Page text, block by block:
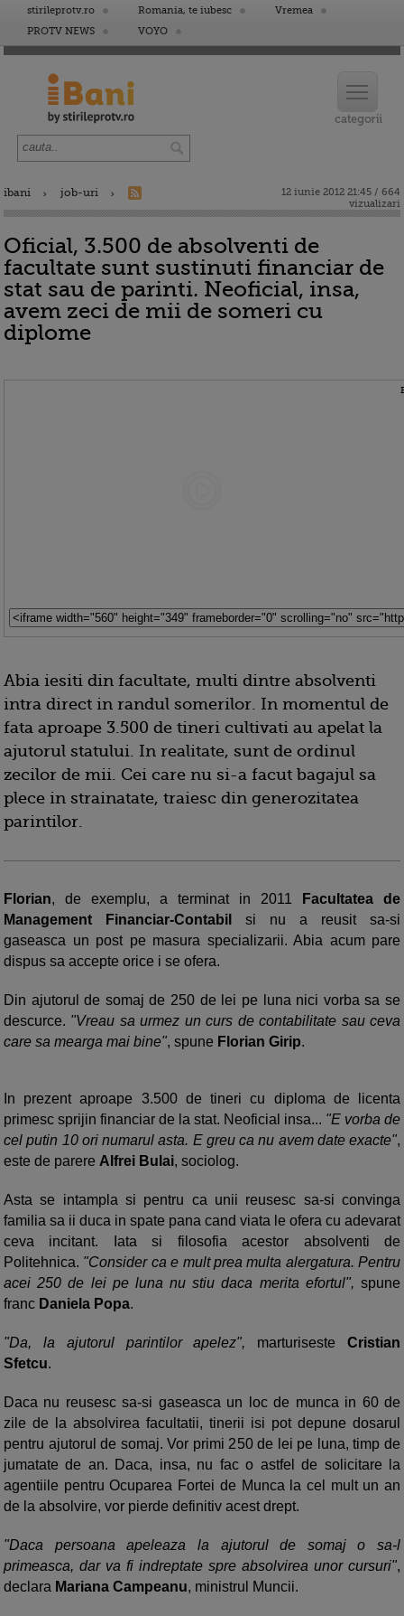
stirileprotv.ro Romania, te iubesc
Vremea
PROTV NEWS
VOYO
ibani job-uri
12 iunie 2012 21:45 / 664
vizualizari
Oficial, 3.500 de absolventi de
facultate sunt sustinuti financiar de
stat sau de parinti. Neoficial, insa,
avem zeci de mii de someri cu
diplome
Abia iesiti din facultate, multi dintre absolventi
intra direct in randul somerilor. In momentul de
fata aproape 3.500 de tineri cultivati au apelat la
ajutorul statului. In realitate, sunt de ordinul
zecilor de mii. Cei care nu si-a facut bagajul sa
plece in strainatate, traiesc din generozitatea
parintilor.
Florian, de exemplu, a terminat in 2011
Facultatea de
Management Financiar-Contabil si nu a reusit sa-si
gaseasca un post pe masura specializarii. Abia acum pare
dispus sa accepte orice i se ofera.
Din ajutorul de somaj de 250 de lei pe luna nici vorba sa se
descurce. "Vreau sa urmez un curs de contabilitate sau ceva
care sa mearga mai bine", spune Florian Girip.
In prezent aproape 3.500 de tineri cu diploma de licenta
primesc sprijin financiar de la stat. Neoficial insa... "E vorba de
cel putin 10 ori numarul asta. E greu ca nu avem date exacte",
este de parere Alfrei Bulai, sociolog.
Asta se intampla si pentru ca unii reusesc sa-si convinga
familia sa ii duca in spate pana cand viata le ofera cu adevarat
ceva incitant. Iata si filosofia acestor absolventi de
Politehnica. "Consider ca e mult prea multa alergatura. Pentru
acei 250 de lei pe luna nu stiu daca merita efortul", spune
franc Daniela Popa.
"Da, la ajutorul parintilor apelez", marturisesteCristian
Sfetcu.
Daca nu reusesc sa-si gaseasca un loc de munca in 60 de
zile de la absolvirea facultatii, tinerii isi pot depune dosarul
pentru ajutorul de somaj. Vor primi 250 de lei pe luna, timp de
jumatate de an. Daca, insa, nu fac o astfel de solicitare la
agentiile pentru Ocuparea Fortei de Munca la cel mult un an
de la absolvire, vor pierde definitiv acest drept.
"Daca persoana apeleaza la ajutorul de somaj o sa-l
primeasca, dar va fi indreptate spre absolvirea unor cursuri",
declara Mariana Campeanu, ministrul Muncii.